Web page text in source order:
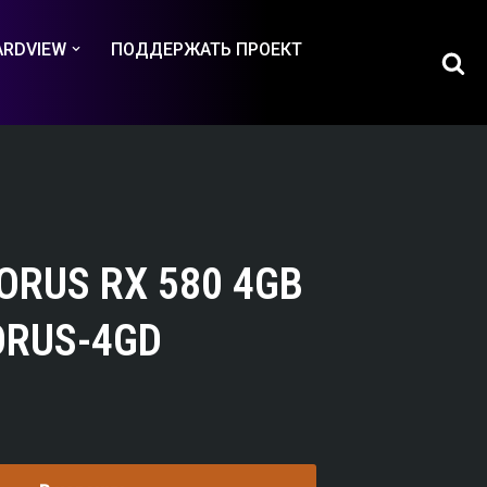
ПОДДЕРЖАТЬ ПРОЕКТ
RX 580 4GB
4GD